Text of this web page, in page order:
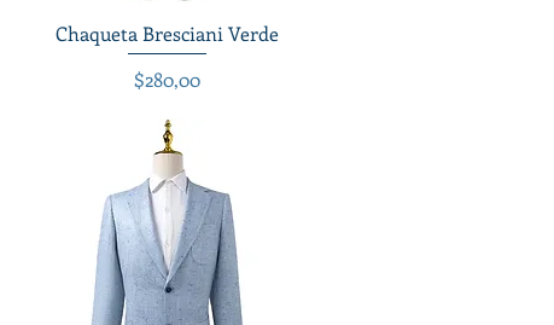
Vista rápida
Chaqueta Bresciani Verde
Precio
$280,00